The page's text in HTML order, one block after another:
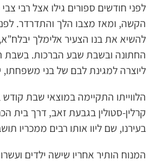
לפני חודשים ספורים גילו אצל רבי
הקשה, ומאז מצבו הלך והתדרדר.
להשיא את בנו הצעיר אלימלך
החתונה ובשבת שבע הברכות. בשבת
ליוצרה למגינת לבם של בני משפחתו,
הלווייתו התקיימה במוצאי שבת
קרלין-סטולין בגבעת זאב, דרך בית
בעירנו, שם ליוו אותו רבים ממכריו
המנוח הותיר אחריו שישה ילדים